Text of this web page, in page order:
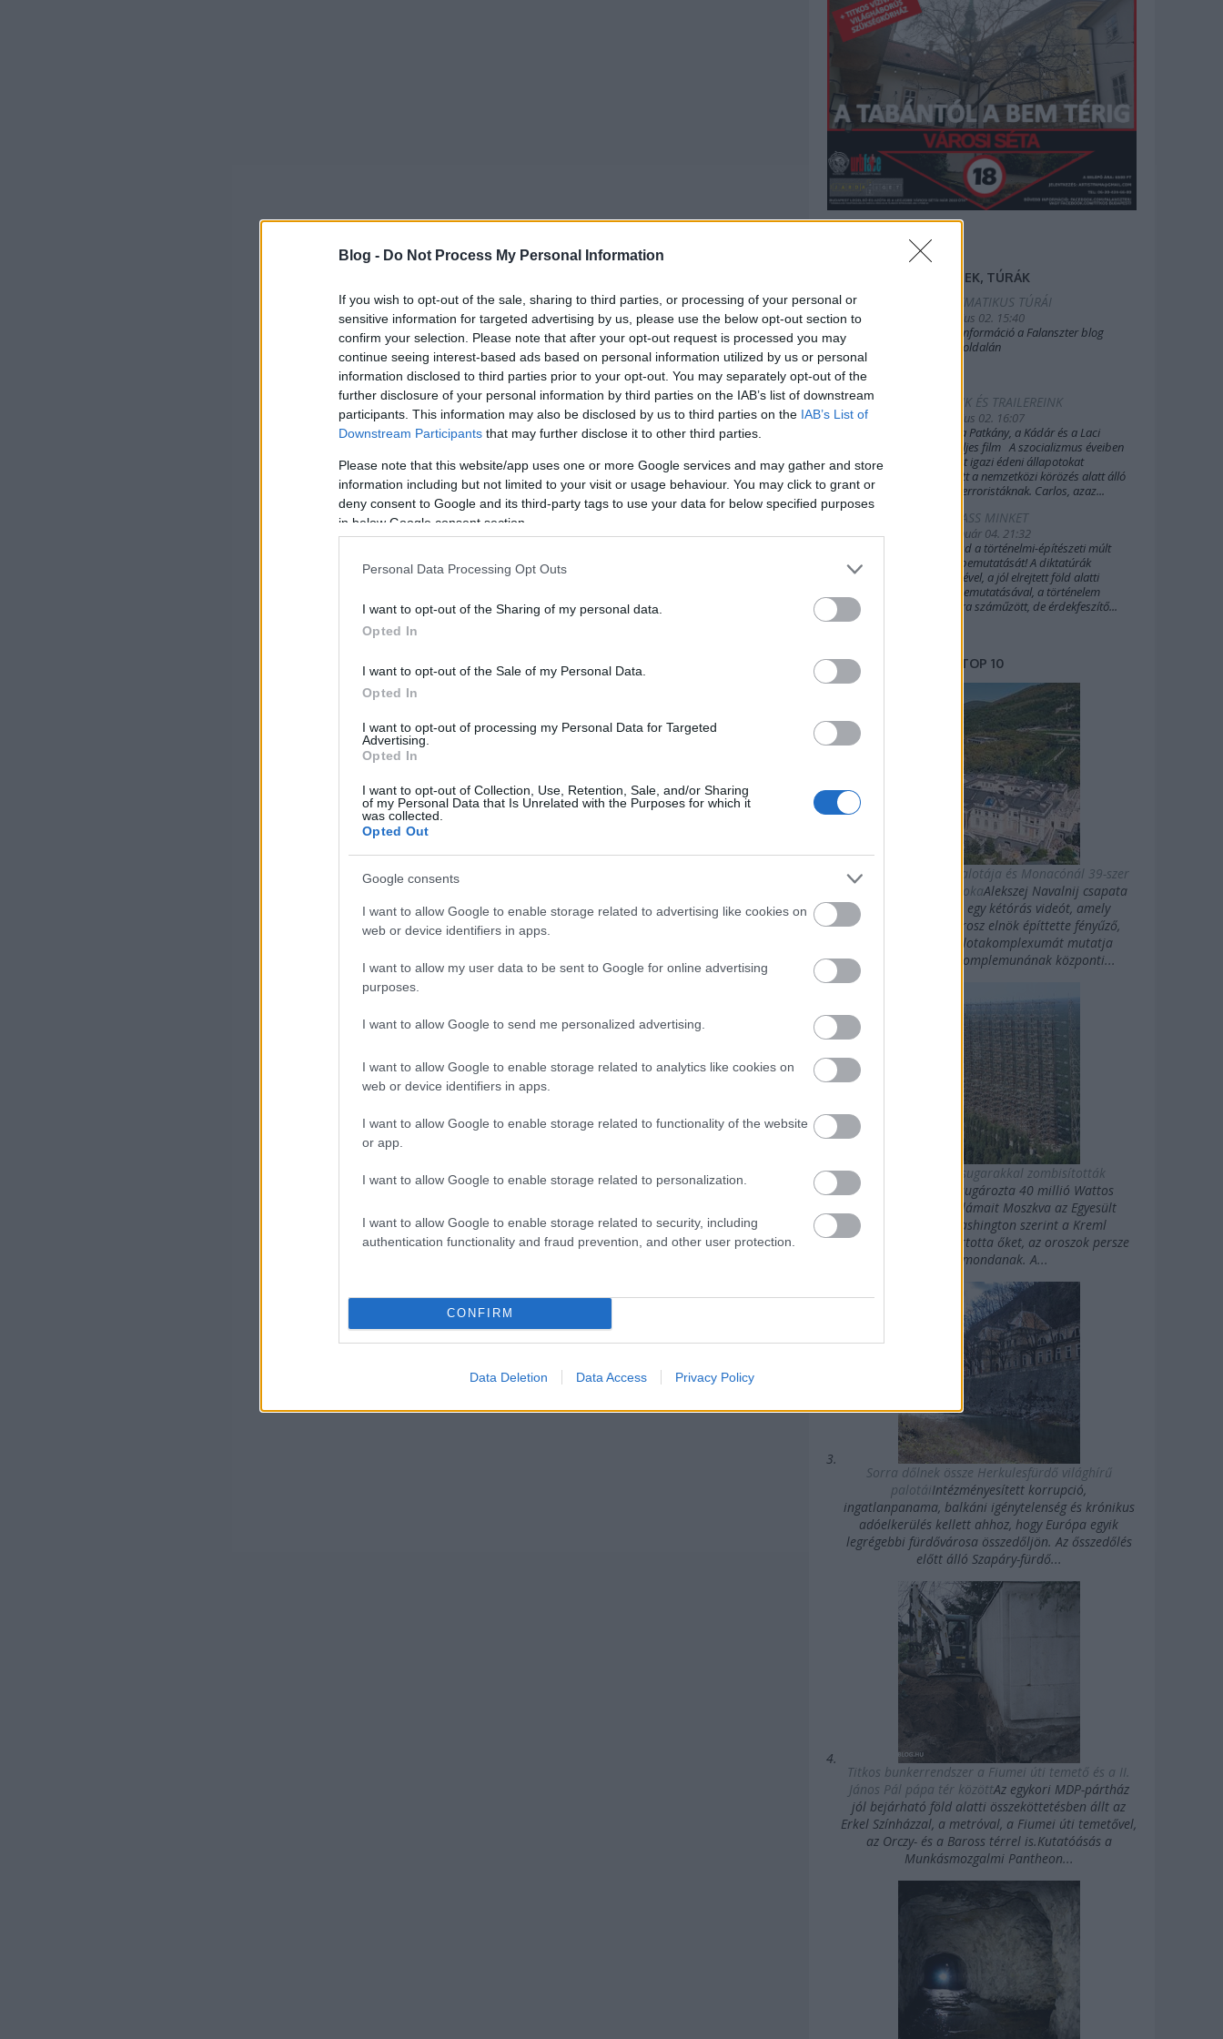
Blog - Do Not Process My Personal Information
If you wish to opt-out of the sale, sharing to third parties, or processing of your personal or
sensitive information for targeted advertising by us, please use the below opt-out section to
confirm your selection. Please note that after your opt-out request is processed you may
continue seeing interest-based ads based on personal information utilized by us or personal
information disclosed to third parties prior to your opt-out. You may separately opt-out of the
further disclosure of your personal information by third parties on the IAB’s list of downstream
participants. This information may also be disclosed by us to third parties on the IAB’s List of
Downstream Participants that may further disclose it to other third parties.
Please note that this website/app uses one or more Google services and may gather and store
information including but not limited to your visit or usage behaviour. You may click to grant or
deny consent to Google and its third-party tags to use your data for below specified purposes
in below Google consent section.
Personal Data Processing Opt Outs
I want to opt-out of the Sharing of my personal data.
Opted In
I want to opt-out of the Sale of my Personal Data.
Opted In
I want to opt-out of processing my Personal Data for Targeted
Advertising.
Opted In
I want to opt-out of Collection, Use, Retention, Sale, and/or Sharing
of my Personal Data that Is Unrelated with the Purposes for which it
was collected.
Opted Out
Google consents
I want to allow Google to enable storage related to advertising like cookies on
web or device identifiers in apps.
I want to allow my user data to be sent to Google for online advertising
purposes.
I want to allow Google to send me personalized advertising.
I want to allow Google to enable storage related to analytics like cookies on
web or device identifiers in apps.
I want to allow Google to enable storage related to functionality of the website
or app.
I want to allow Google to enable storage related to personalization.
I want to allow Google to enable storage related to security, including
authentication functionality and fraud prevention, and other user protection.
CONFIRM
Data Deletion Data Access Privacy Policy
FILMEK, TÚRÁK
2025.TEMATIKUS TÚRÁI
2019. július 02. 15:40
Bővebb információ a Falanszter blog
oldal FB-oldalán
FILMEINK ÉS TRAILEREINK
2019. július 02. 16:07
A Sakál, a Patkány, a Kádár és a Laci
(2022) teljes film A szocializmus éveiben
Budapest igazi édeni állapotokat
biztosított a nemzetközi körözés alatt álló
külföldi terroristáknak. Carlos, azaz...
TÁMOGASS MINKET
2020. január 04. 21:32
Támogasd a történelmi-építészeti múlt
további bemutatását! A diktatúrák
építészetével, a jól elrejtett föld alatti
világok bemutatásával, a történelem
margójára száműzött, de érdekfeszítő...
TOP 10
Putyin titkos luxuspalotája és Monacónál 39-szer
nagyobb magánbirtokaAlekszej Navalnij csapata
kedden közzétett egy kétórás videót, amely
Vlagyimir Putyin orosz elnök építtette fényűző,
Fekete-tengeri palotakomplexumát mutatja
be.Putyin palotakomplemunának központi...
Az oroszok gigasugarakkal zombisították
10 évig sugározta 40 millió Wattos
erősségű rövidhullámait Moszkva az Egyesült
Államok felé. Washington szerint a Kreml
agykontroll alatt tartotta őket, az oroszok persze
mást mondanak. A...
Sorra dőlnek össze Herkulesfürdő világhírű
palotáiIntézményesített korrupció,
ingatlanpanama, balkáni igénytelenség és krónikus
adóelkerülés kellett ahhoz, hogy Európa egyik
legrégebbi fürdővárosa összedőljön. Az ősszedőlés
előtt álló Szapáry-fürdő...
Titkos bunkerrendszer a Fiumei úti temető és a II.
János Pál pápa tér közöttAz egykori MDP-pártház
jól bejárható föld alatti összeköttetésben állt az
Erkel Színházzal, a metróval, a Fiumei úti temetővel,
az Orczy- és a Baross térrel is.Kutatóásás a
Munkásmozgalmi Pantheon...